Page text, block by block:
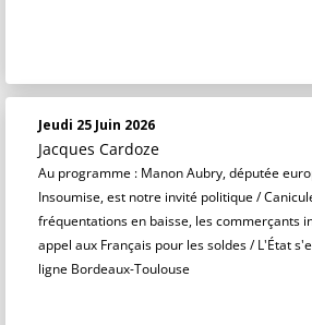
Jeudi 25 Juin 2026
Jacques Cardoze
Au programme : Manon Aubry, députée
Insoumise, est notre invité politique /
fréquentations en baisse, les commerçants
appel aux Français pour les soldes / L'État
ligne Bordeaux-Toulouse